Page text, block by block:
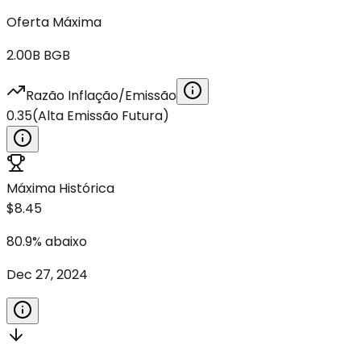
Oferta Máxima
2.00B BGB
Razão Inflação/Emissão
0.35(Alta Emissão Futura)
Máxima Histórica
$8.45
80.9% abaixo
Dec 27, 2024